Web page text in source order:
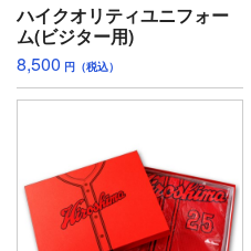
ハイクオリティユニフォー
ム(ビジター用)
8,500 円（税込）